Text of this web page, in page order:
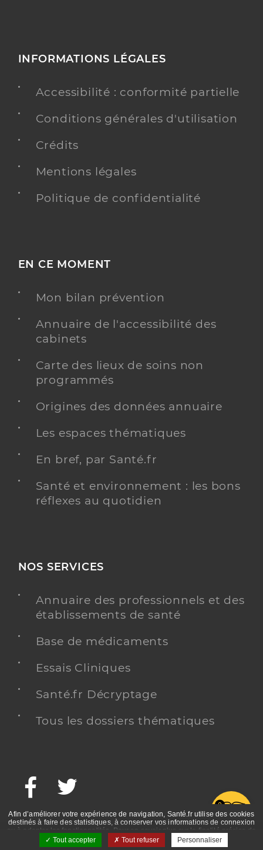
INFORMATIONS LÉGALES
Accessibilité : conformité partielle
Conditions générales d'utilisation
Crédits
Mentions légales
Politique de confidentialité
EN CE MOMENT
Mon bilan prévention
Annuaire de l'accessibilité des
cabinets
Carte des lieux de soins non
programmés
Origines des données annuaire
Les espaces thématiques
En bref, par Santé.fr
Santé et environnement : les bons
réflexes au quotidien
NOS SERVICES
Annuaire des professionnels et des
établissements de santé
Base de médicaments
Essais Cliniques
Santé.fr Décryptage
Tous les dossiers thématiques
Facebook
Afin d’améliorer votre expérience de navigation, Santé.fr utilise des cookies
destinés à faire des statistiques, à conserver vos informations de connexion
ou à adapter les fonctionnalités. Pour en savoir plus sur la finalité précise de
ces cookies, nous vous invitons à prendre connaissance de la politique de
confidentialité et des mentions légales.
Tout accepter Tout refuser Personnaliser